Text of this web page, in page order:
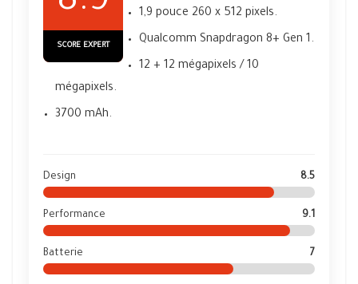
SCORE EXPERT
1,9 pouce 260 x 512 pixels.
Qualcomm Snapdragon 8+ Gen 1.
12 + 12 mégapixels / 10
mégapixels.
3700 mAh.
Design 8.5
Performance 9.1
Batterie 7